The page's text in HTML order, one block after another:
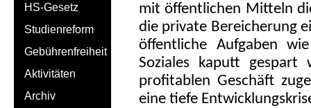
mit öffentlichen Mitteln
die private Bereicherung
öffentliche Aufgaben
Soziales kaputt gespart
profitablen Geschäft
eine tiefe
HS-Gesetz
Studienreform
Gebührenfreiheit
Aktivitäten
Archiv